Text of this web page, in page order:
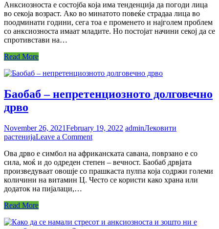
–
Како
да
се
Анксиозноста е состојба која има тенденција да погоди лица
во секоја возраст. Ако во минатото повеќе страдаа лица во
поодминати години, сега тоа е променето и најголем проблем
со анксиозноста имаат младите. Но постојат начини секој да се
спротивстави на…
Read More
Баобаб – непретенциозното долговечно
дрво
November 26, 2021February 19, 2022 adminЛековити
растенијаLeave a Commenton
–
непретенциозното
долговечно
дрво
Ова дрво е симбол на африканската савана, поврзано e со
сила, моќ и до одреден степен – вечност. Баобаб дрвјата
произведуваат овошје со прашкаста пулпа која содржи големи
количини на витамин Ц. Често се користи како храна или
додаток на пијалаци,…
Read More